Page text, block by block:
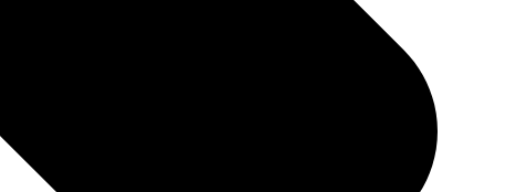
не пострадало. Только наполнитель сбился